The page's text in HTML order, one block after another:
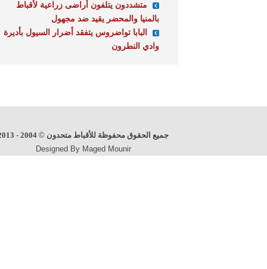
متشددون يتلفون أراضى زراعية لأقباط
بالمنيا والمحضر يقيد ضد مجهول
البابا تواضروس يتفقد أضرار السيول بأديرة
وادي النطرون
جميع الحقوق محفوظة للأقباط متحدون©
2004 - 2013
Designed By Maged Mounir